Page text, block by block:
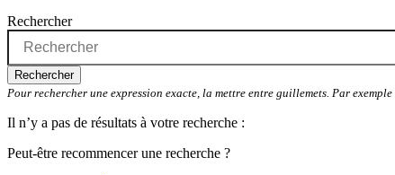
Rechercher
Rechercher
Pour rechercher une expression exacte, la mettre entre guillemets. Par
Il n’y a pas de résultats à votre recherche :
Peut-être recommencer une recherche ?